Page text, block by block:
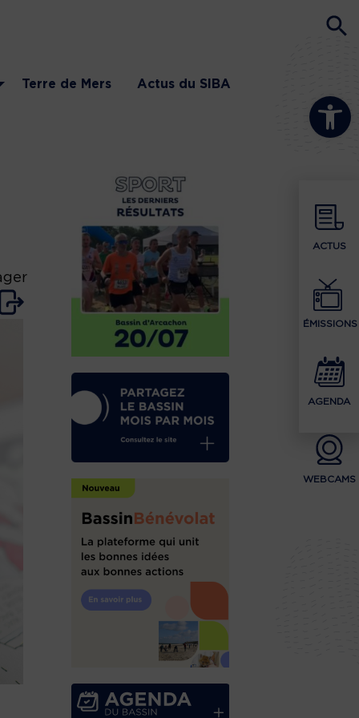
Ouvrir la
ACTUS
ÉMISSIONS
AGENDA
WEBCAMS
Terre de Mers Actus du SIBA